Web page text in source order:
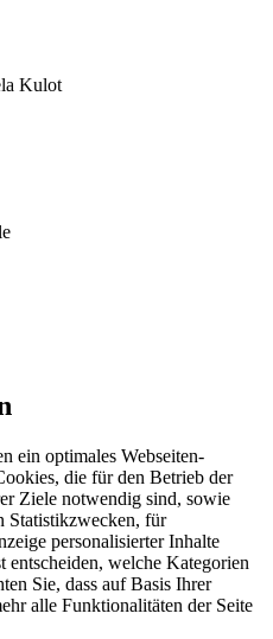
Kulot
ein optimales Webseiten-
die für den Betrieb der
Ziele notwendig sind, sowie
Statistikzwecken, für
personalisierter Inhalte
entscheiden, welche Kategorien
Sie, dass auf Basis Ihrer
alle Funktionalitäten der Seite